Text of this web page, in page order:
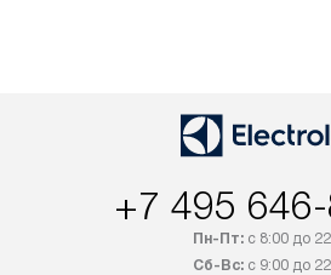
+7 495
Пн-Пт:с 8:00 до
Сб-Вс:с 9:00 до